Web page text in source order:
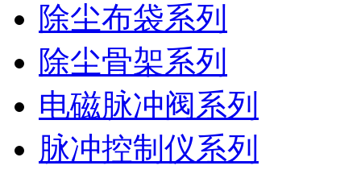
除尘布袋系列
除尘骨架系列
电磁脉冲阀系列
脉冲控制仪系列